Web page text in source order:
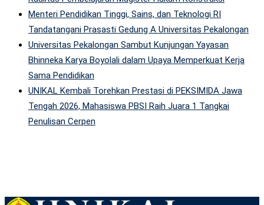
Menteri Pendidikan Tinggi, Sains, dan Teknologi RI
Tandatangani Prasasti Gedung A Universitas Pekalongan
Universitas Pekalongan Sambut Kunjungan Yayasan
Bhinneka Karya Boyolali dalam Upaya Memperkuat Kerja
Sama Pendidikan
UNIKAL Kembali Torehkan Prestasi di PEKSIMIDA Jawa
Tengah 2026, Mahasiswa PBSI Raih Juara 1 Tangkai
Penulisan Cerpen